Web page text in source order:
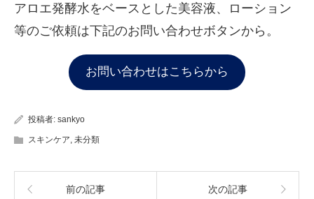
アロエ発酵水をベースとした美容液、ローション
等のご依頼は下記のお問い合わせボタンから。
お問い合わせはこちらから
投稿者: sankyo
スキンケア, 未分類
前の記事 次の記事